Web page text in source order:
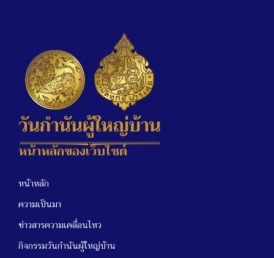
หน้าหลักของเว็บไซต์
หน้าหลัก
ความเป็นมา
ข่าวสารความเคลื่อนไหว
กิจกรรมวันกำนันผู้ใหญ่บ้าน